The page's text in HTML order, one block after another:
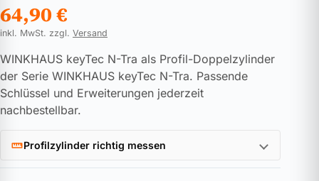
64,90€
inkl. MwSt. zzgl. Versand
WINKHAUS keyTec N-Tra als Profil-Doppelzylinder
der Serie WINKHAUS keyTec N-Tra. Passende
Schlüssel und Erweiterungen jederzeit
nachbestellbar.
Profilzylinder richtig messen